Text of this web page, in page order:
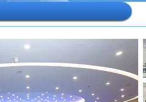
天地国际商事巡回审判站...
更多>>